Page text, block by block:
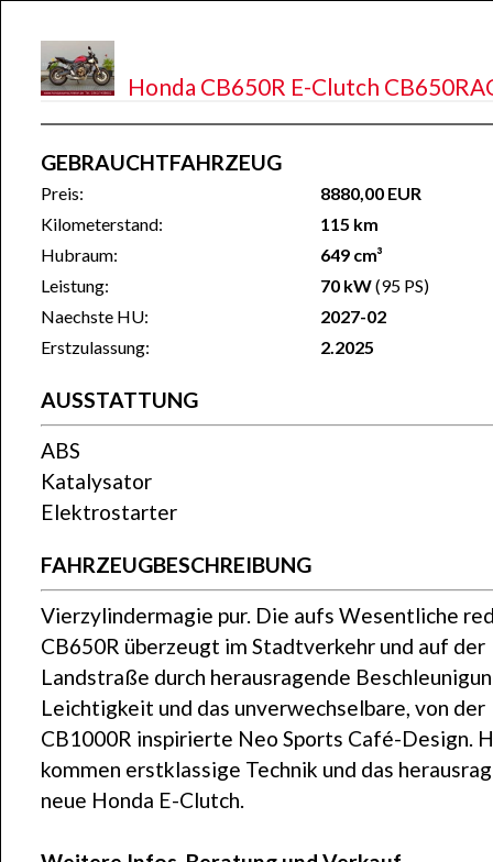
Honda CB650R E-Clutch
GEBRAUCHTFAHRZEUG
Preis:
8880,00 EUR
Kilometerstand:
115 km
Hubraum:
649 cm³
Leistung:
70 kW(95 PS)
Naechste HU:
2027-02
Erstzulassung:
2.2025
AUSSTATTUNG
ABS
Katalysator
Elektrostarter
FAHRZEUGBESCHREIBUNG
Vierzylindermagie pur. Die aufs Wesentliche
CB650R überzeugt im Stadtverkehr und auf der
Landstraße durch herausragende
Leichtigkeit und das unverwechselbare, von der
CB1000R inspirierte Neo Sports Café-Design.
kommen erstklassige Technik und das
neue Honda E-Clutch.